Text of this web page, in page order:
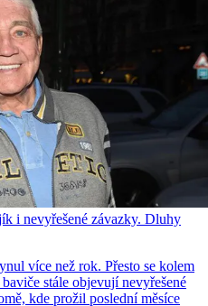
i nevyřešené závazky. Dluhy
více než rok. Přesto se kolem
stále objevují nevyřešené
kde prožil poslední měsíce